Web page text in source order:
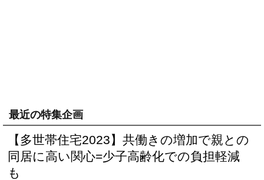
最近の特集企画
【多世帯住宅2023】共働きの増加で親との
同居に高い関心=少子高齢化での負担軽減
も